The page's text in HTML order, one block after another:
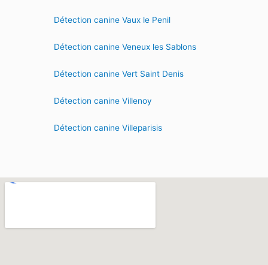
Détection canine Vaux le Penil
Détection canine Veneux les Sablons
Détection canine Vert Saint Denis
Détection canine Villenoy
Détection canine Villeparisis